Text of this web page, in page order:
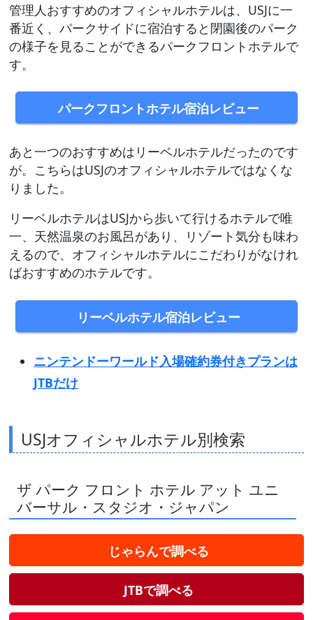
管理人おすすめのオフィシャルホテルは、USJに一
番近く、パークサイドに宿泊すると閉園後のパーク
の様子を見ることができるパークフロントホテルで
す。
パークフロントホテル宿泊レビュー
あと一つのおすすめはリーベルホテルだったのです
が。こちらはUSJのオフィシャルホテルではなくな
りました。
リーベルホテルはUSJから歩いて行けるホテルで唯
一、天然温泉のお風呂があり、リゾート気分も味わ
えるので、オフィシャルホテルにこだわりがなけれ
ばおすすめのホテルです。
リーベルホテル宿泊レビュー
ニンテンドーワールド入場確約券付きプランは
JTBだけ
USJオフィシャルホテル別検索
ザ パーク フロント ホテル アット ユニ
バーサル・スタジオ・ジャパン
じゃらんで調べる
JTBで調べる